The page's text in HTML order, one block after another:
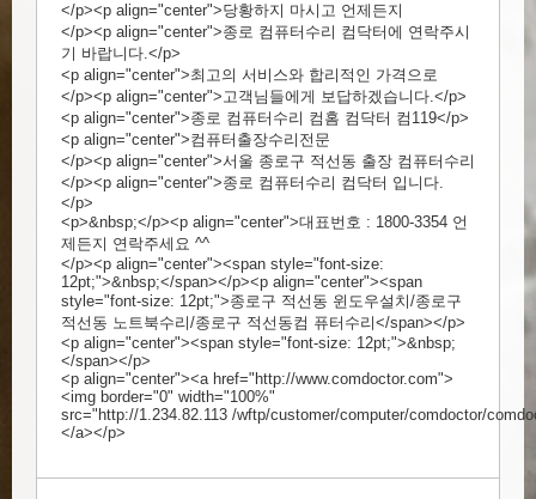
</p><p align="center">당황하지 마시고 언제든지
</p><p align="center">종로 컴퓨터수리 컴닥터에 연락주시
기 바랍니다.</p>
<p align="center">최고의 서비스와 합리적인 가격으로
</p><p align="center">고객님들에게 보답하겠습니다.</p>
<p align="center">종로 컴퓨터수리 컴홈 컴닥터 컴119</p>
<p align="center">컴퓨터출장수리전문
</p><p align="center">서울 종로구 적선동 출장 컴퓨터수리
</p><p align="center">종로 컴퓨터수리 컴닥터 입니다.
</p>
<p>&nbsp;</p><p align="center">대표번호 : 1800-3354 언
제든지 연락주세요 ^^
</p><p align="center"><span style="font-size:
12pt;">&nbsp;</span></p><p align="center"><span
style="font-size: 12pt;">종로구 적선동 윈도우설치/종로구
적선동 노트북수리/종로구 적선동컴 퓨터수리</span></p>
<p align="center"><span style="font-size: 12pt;">&nbsp;
</span></p>
<p align="center"><a href=" http://www.comdoctor.com">
<img border="0" width="100%"
src=" http://1.234.82.113 /wftp/customer/computer/comdoctor/
</a></p>​